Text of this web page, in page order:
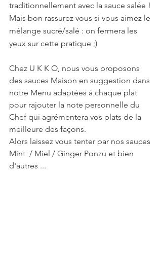
traditionnellement avec la sauce salée !
Mais bon rassurez vous si vous aimez le
mélange sucré/salé : on fermera les
yeux sur cette pratique ;)
Chez U K K O, nous vous proposons
des sauces Maison en suggestion dans
notre Menu adaptées à chaque plat
pour rajouter la note personnelle du
Chef qui agrémentera vos plats de la
meilleure des façons.
Alors laissez vous tenter par nos sauces
Mint  / Miel / Ginger Ponzu et bien
d'autres ...